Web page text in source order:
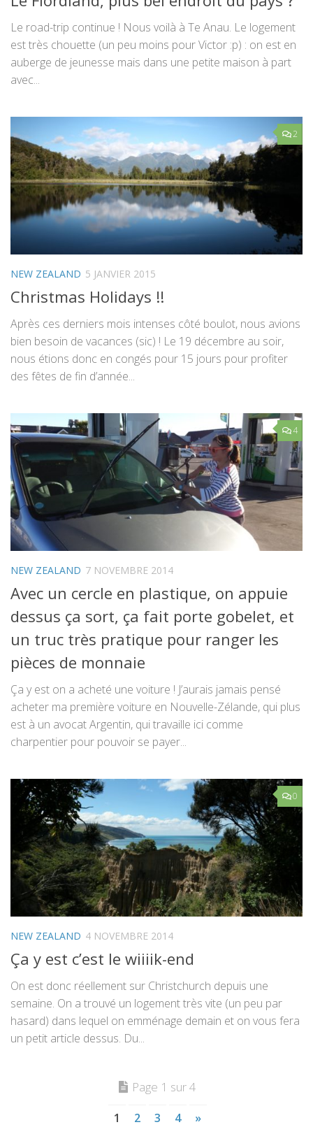
Le road-trip continue ! Nous voilà à Te Anau. Le logement
est très chouette (un peu moins pour Victor :p) : on est en
auberge de jeunesse mais dans une petite maison à part
avec...
2
NEW ZEALAND 5 JANVIER 2015
Christmas Holidays !!
Après ces derniers mois intenses côté boulot, nous avions
bien besoin de vacances (sic) ! Le 19 décembre au soir,
nous étions donc en congés pour 15 jours pour profiter
des fêtes de fin d’année...
4
NEW ZEALAND 7 NOVEMBRE 2014
Avec un cercle en plastique, on appuie
dessus ça sort, ça fait porte gobelet, et
un truc très pratique pour ranger les
pièces de monnaie
Ça y est on a acheté une voiture ! J’aurais jamais pensé
acheter ma première voiture en Nouvelle-Zélande, qui plus
est à un avocat Argentin, qui travaille ici comme
charpentier pour pouvoir se payer...
0
NEW ZEALAND 4 NOVEMBRE 2014
Ça y est c’est le wiiiik-end
On est donc réellement sur Christchurch depuis une
semaine. On a trouvé un logement très vite (un peu par
hasard) dans lequel on emménage demain et on vous fera
un petit article dessus. Du...
Page 1 sur 4
1 2 3 4 »